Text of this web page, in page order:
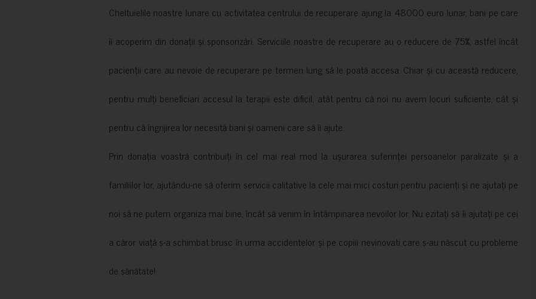
Cheltuielile noastre lunare cu activitatea centrului de recuperare ajung la 48000 euro lunar, bani pe care
îi acoperim din donații și sponsorizări. Serviciile noastre de recuperare au o reducere de 75%, astfel încât
pacienții care au nevoie de recuperare pe termen lung să le poată accesa. Chiar și cu această reducere,
pentru mulți beneficiari accesul la terapii este dificil, atât pentru că noi nu avem locuri suficiente, cât și
pentru că îngrijirea lor necesită bani și oameni care să îi ajute.
Prin donația voastră contribuiți în cel mai real mod la ușurarea suferinței persoanelor paralizate și a
familiilor lor, ajutându-ne să oferim servicii calitative la cele mai mici costuri pentru pacienți și ne ajutați pe
noi să ne putem organiza mai bine, încât să venim în întâmpinarea nevoilor lor. Nu ezitați să îi ajutați pe cei
a căror viață s-a schimbat brusc în urma accidentelor și pe copiii nevinovati care s-au născut cu probleme
de sănătate!